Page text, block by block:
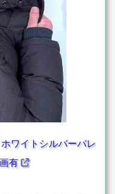
ワイトシルバーバレ
有